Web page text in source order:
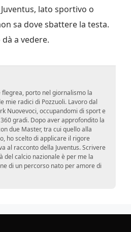
lato sportivo o
sa dove sbattere la testa.
a vedere.
porto nel giornalismo la
mie radici di Pozzuoli. Lavoro dal
Nuovevoci, occupandomi di sport e
gradi. Dopo aver approfondito la
due Master, tra cui quello alla
ho scelto di applicare il rigore
al racconto della Juventus. Scrivere
del calcio nazionale è per me la
di un percorso nato per amore di